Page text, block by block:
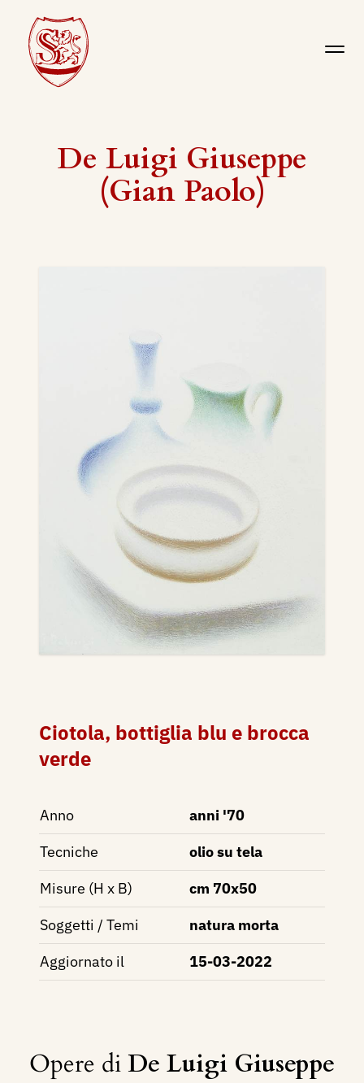
De Luigi Giuseppe
(Gian Paolo)
Ciotola, bottiglia blu e brocca
verde
Anno
anni '70
Tecniche
olio su tela
Misure (H x B)
cm 70x50
Soggetti / Temi
natura morta
Aggiornato il
15-03-2022
Opere diDe Luigi Giuseppe